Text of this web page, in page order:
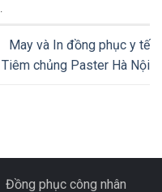
.
May và In đồng phục y tế
Tiêm chủng Paster Hà Nội
Đồng phục công nhân